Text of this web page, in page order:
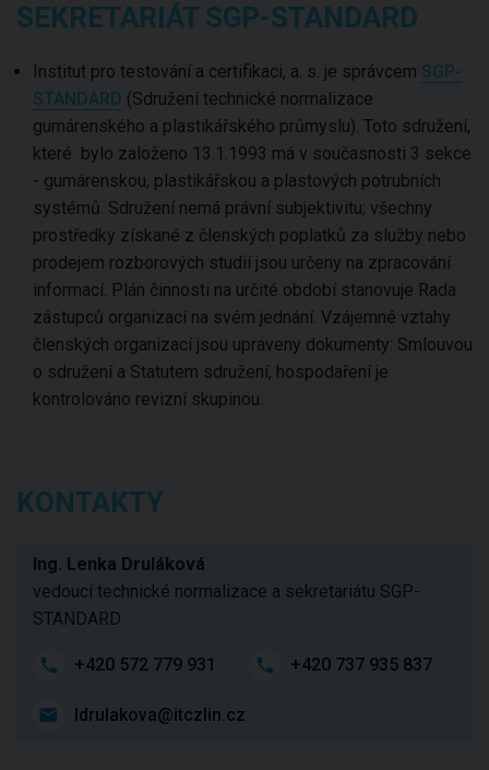
SEKRETARIÁT SGP-STANDARD
Institut pro testování a certifikaci, a. s. je správcem SGP-
STANDARD (Sdružení technické normalizace
gumárenského a plastikářského průmyslu). Toto sdružení,
které bylo založeno 13.1.1993 má v současnosti 3 sekce
- gumárenskou, plastikářskou a plastových potrubních
systémů. Sdružení nemá právní subjektivitu; všechny
prostředky získané z členských poplatků za služby nebo
prodejem rozborových studií jsou určeny na zpracování
informací. Plán činnosti na určité období stanovuje Rada
zástupců organizací na svém jednání. Vzájemné vztahy
členských organizací jsou upraveny dokumenty: Smlouvou
o sdružení a Statutem sdružení, hospodaření je
kontrolováno revizní skupinou.
KONTAKTY
Ing. Lenka Druláková
vedoucí technické normalizace a sekretariátu SGP-
STANDARD
+420 572 779 931 +420 737 935 837
ldrulakova@itczlin.cz